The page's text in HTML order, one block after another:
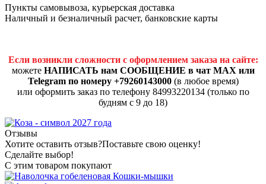
Пункты самовывоза, курьерская доставка
Наличный и безналичный расчет, банковские карты
Если возникли сложности с оформлением заказа на сайте:
можете НАПИСАТЬ нам СООБЩЕНИЕ в чат MAX или
Telegram по номеру +79260143000(в любое время)
или оформить заказ по телефону 84993220134 (только по
будням с 9 до 18)
Отзывы
Хотите оставить отзыв?Поставьте свою оценку!
Сделайте выбор!
С этим товаром покупают